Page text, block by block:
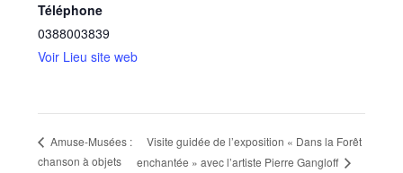
Téléphone
0388003839
Voir Lieu site web
Amuse-Musées :
chanson à objets
Visite guidée de l’exposition « Dans la Forêt
enchantée » avec l’artiste Pierre Gangloff